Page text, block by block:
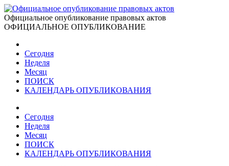
Официальное опубликование правовых актов
ОФИЦИАЛЬНОЕ ОПУБЛИКОВАНИЕ
Сегодня
Неделя
Месяц
ПОИСК
КАЛЕНДАРЬ ОПУБЛИКОВАНИЯ
Сегодня
Неделя
Месяц
ПОИСК
КАЛЕНДАРЬ ОПУБЛИКОВАНИЯ